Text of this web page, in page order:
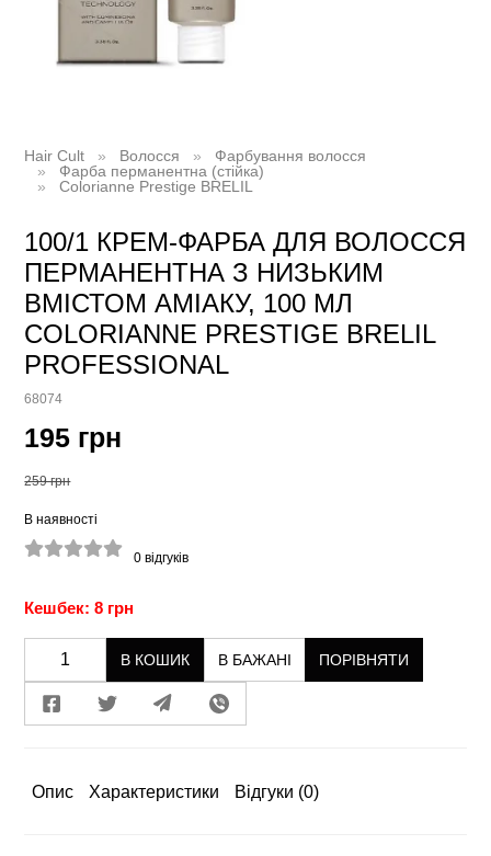
Hair Cult Волосся
Фарбування волосся
Фарба перманентна (стійка)
Colorianne Prestige BRELIL
100/1 КРЕМ-ФАРБА ДЛЯ ВОЛОССЯ
ПЕРМАНЕНТНА З НИЗЬКИМ
ВМІСТОМ АМІАКУ, 100 МЛ
COLORIANNE PRESTIGE BRELIL
PROFESSIONAL
68074
195 грн
259 грн
В наявності
0 відгуків
Кешбек: 8 грн
В КОШИК В БАЖАНІ ПОРІВНЯТИ
Опис Характеристики Відгуки (0)